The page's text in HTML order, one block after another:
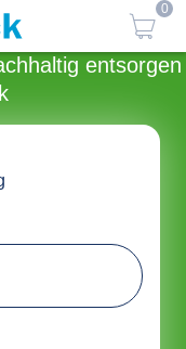
0
entsorgen